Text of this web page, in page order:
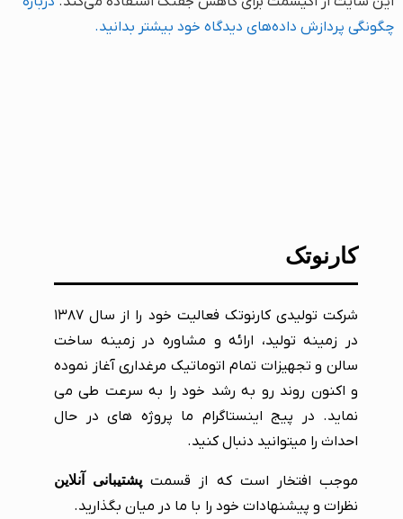
چگونگی پردازش داده‌های دیدگاه خود بیشتر بدانید.
کارنوتک
شرکت تولیدی کارنوتک فعالیت خود را از سال ۱۳۸۷
در زمینه تولید، ارائه و مشاوره در زمینه ساخت
سالن و تجهیزات تمام اتوماتیک مرغداری آغاز نموده
و اکنون روند رو به رشد خود را به سرعت طی می
نماید. در پیج اینستاگرام ما پروژه های در حال
احداث را میتوانید دنبال کنید.
موجب افتخار است که از قسمتپشتیبانی آنلاین
نظرات و پیشنهادات خود را با ما در میان بگذارید.